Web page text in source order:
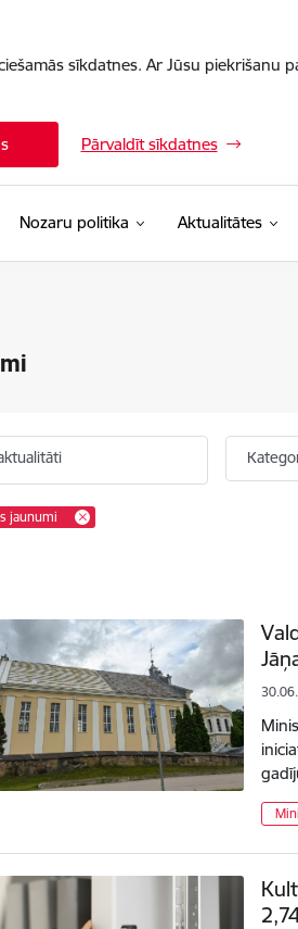
sīkdatnes. Ar Jūsu
Pārvaldīt sīkdatnes
Nozaru politika Aktualitātes
jaunumi